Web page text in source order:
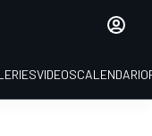
VIDEOSCALENDARIO